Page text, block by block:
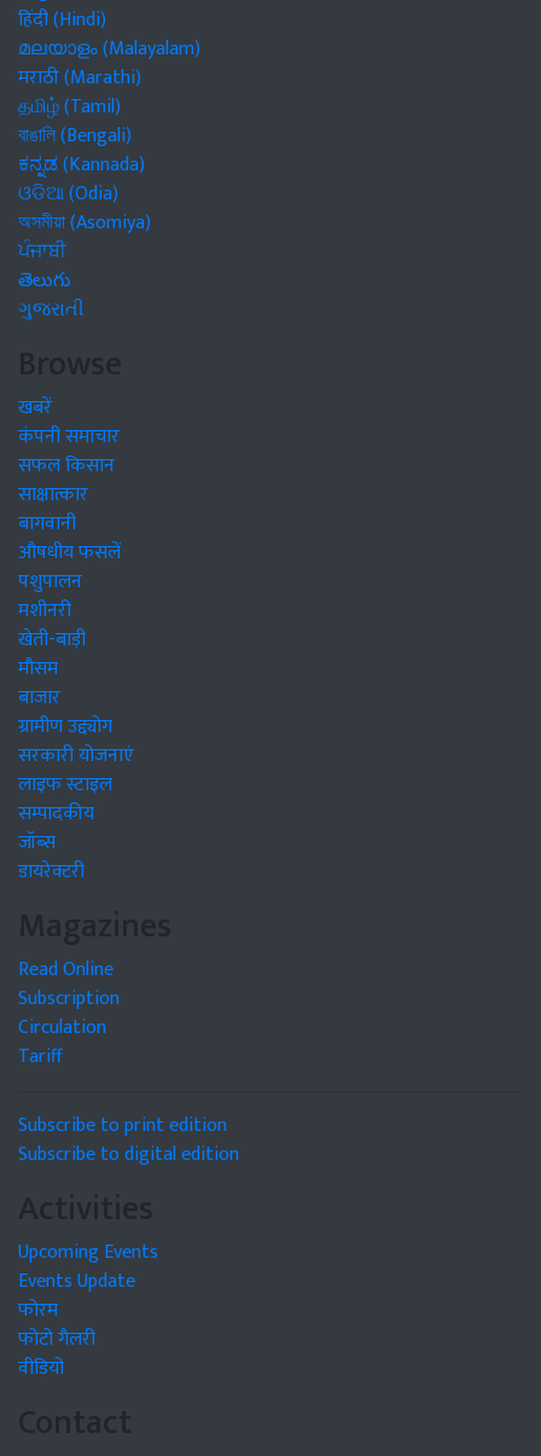
हिंदी (Hindi)
മലയാളം (Malayalam)
मराठी (Marathi)
தமிழ் (Tamil)
বাঙালি (Bengali)
ಕನ್ನಡ (Kannada)
ଓଡିଆ (Odia)
অসমীয়া (Asomiya)
ਪੰਜਾਬੀ
తెలుగు
ગુજરાતી
Browse
खबरें
कंपनी समाचार
सफल किसान
साक्षात्कार
बागवानी
औषधीय फसलें
पशुपालन
मशीनरी
खेती-बाड़ी
मौसम
बाजार
ग्रामीण उद्द्योग
सरकारी योजनाएं
लाइफ स्टाइल
सम्पादकीय
जॉब्स
डायरेक्टरी
Magazines
Read Online
Subscription
Circulation
Tariff
Subscribe to print edition
Subscribe to digital edition
Activities
Upcoming Events
Events Update
फोरम
फोटो गैलरी
वीडियो
Contact